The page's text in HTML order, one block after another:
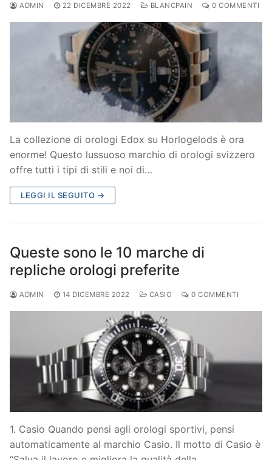
ADMIN 22 DICEMBRE 2022 BLANCPAIN 0 COMMENTI
La collezione di orologi Edox su Horlogelods è ora
enorme! Questo lussuoso marchio di orologi svizzero
offre tutti i tipi di stili e noi di…
LEGGI IL SEGUITO →
Queste sono le 10 marche di
repliche orologi preferite
ADMIN 14 DICEMBRE 2022 CASIO 0 COMMENTI
1. Casio Quando pensi agli orologi sportivi, pensi
automaticamente al marchio Casio. Il motto di Casio è